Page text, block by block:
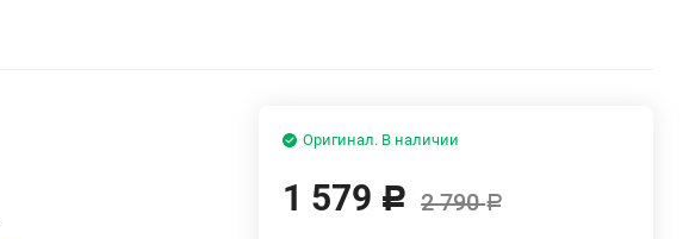
Оригинал. В наличии
1 579 Р 2 790Р